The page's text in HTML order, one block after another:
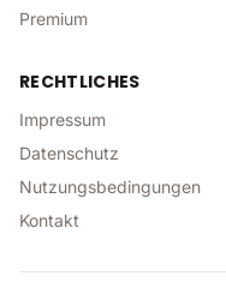
Premium
RECHTLICHES
Impressum
Datenschutz
Nutzungsbedingungen
Kontakt